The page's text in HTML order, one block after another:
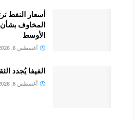
أسعار النفط
المخاوف
الأوسط
أغسطس 6, 2026
الفيفا يُجدد
أغسطس 6, 2026